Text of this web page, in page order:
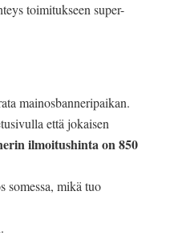
toimitukseen super-
mai­nosbanneripaikan.
että jokaisen
ilmoitushinta on 850
somessa, mikä tuo